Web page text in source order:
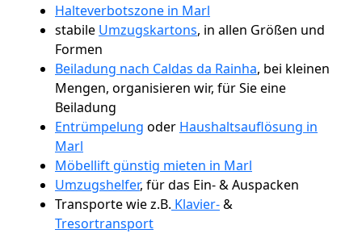
Halteverbotszone in Marl
stabile Umzugskartons, in allen Größen und
Formen
Beiladung nach Caldas da Rainha, bei kleinen
Mengen, organisieren wir, für Sie eine
Beiladung
Entrümpelung oder Haushaltsauflösung in
Marl
Möbellift günstig mieten in Marl
Umzugshelfer, für das Ein- & Auspacken
Transporte wie z.B. Klavier-&
Tresortransport